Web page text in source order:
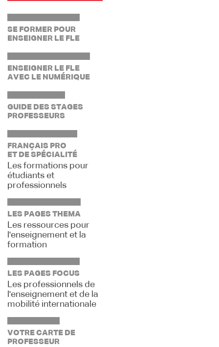
SE FORMER POUR
ENSEIGNER LE FLE
ENSEIGNER LE FLE
AVEC LE NUMÉRIQUE
GUIDE DES STAGES
PROFESSEURS
FRANÇAIS PRO
ET DE SPÉCIALITÉ
Les formations pour
étudiants et
professionnels
LES PAGES THEMA
Les ressources pour
l'enseignement et la
formation
LES PAGES FOCUS
Les professionnels de
l'enseignement et de la
mobilité internationale
VOTRE CARTE DE
PROFESSEUR